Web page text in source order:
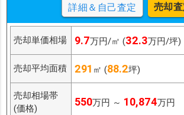
詳細＆自己査定 売却
売却単価相場 9.7万円/㎡ (32.3万円/坪)
売却平均面積 291 ㎡ (88.2坪)
売却相場帯
(価格)
550万円 ～ 10,874万円